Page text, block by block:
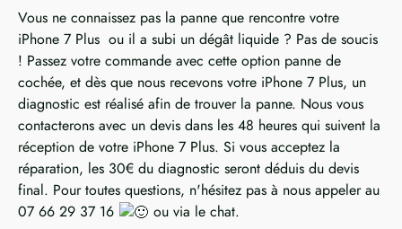
Vous ne connaissez pas la panne que rencontre votre
iPhone 7 Plus ou il a subi un dégât liquide ? Pas de soucis
! Passez votre commande avec cette option panne de
cochée, et dès que nous recevons votre iPhone 7 Plus, un
diagnostic est réalisé afin de trouver la panne. Nous vous
contacterons avec un devis dans les 48 heures qui suivent la
réception de votre iPhone 7 Plus. Si vous acceptez la
réparation, les 30€ du diagnostic seront déduis du devis
final. Pour toutes questions, n'hésitez pas à nous appeler au
07 66 29 37 16
ou via le chat.